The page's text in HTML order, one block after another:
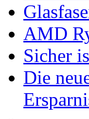
AMD
Sicher
Die